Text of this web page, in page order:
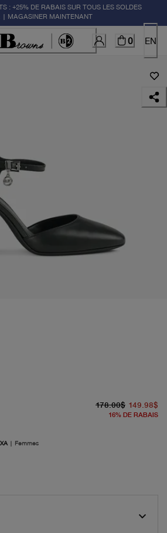
: +25% DE RABAIS SUR TOUS LES SOLDES
MAGASINER MAINTENANT
0 EN
| Femmes
178.00$ 149.98$
16% DE RABAIS